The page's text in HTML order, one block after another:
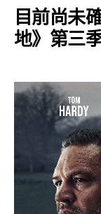
目前尚未
地》 第三